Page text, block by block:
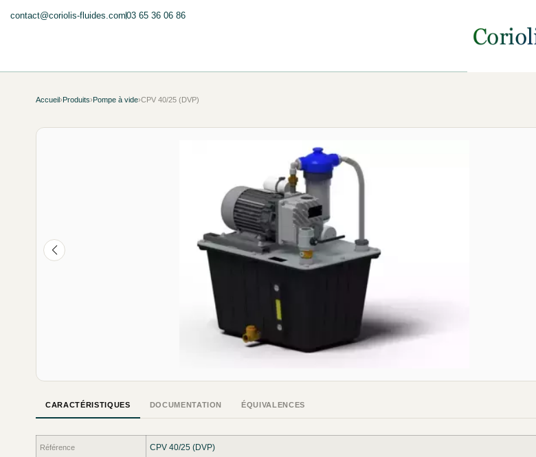
contact@coriolis-fluides.com03 65 36 06 86
Accueil›Produits›Pompe à vide›CPV 40/25 (DVP)
CARACTÉRISTIQUES DOCUMENTATION ÉQUIVALENCES
Référence CPV 40/25 (DVP)